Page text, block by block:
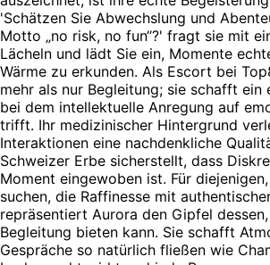
'Schätzen Sie Abwechslung und
Motto „no risk, no fun“?' fragt sie mit
Lächeln und lädt Sie ein, Momente
Wärme zu erkunden. Als Escort bei
mehr als nur Begleitung; sie schafft ein
bei dem intellektuelle Anregung auf
trifft. Ihr medizinischer Hintergrund
Interaktionen eine nachdenkliche
Schweizer Erbe sicherstellt, dass
Moment eingewoben ist. Für
suchen, die Raffinesse mit
repräsentiert Aurora den Gipfel
Begleitung bieten kann. Sie schafft
Gespräche so natürlich fließen wie